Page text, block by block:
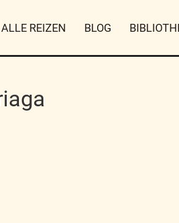
ALLE REIZEN BLOG